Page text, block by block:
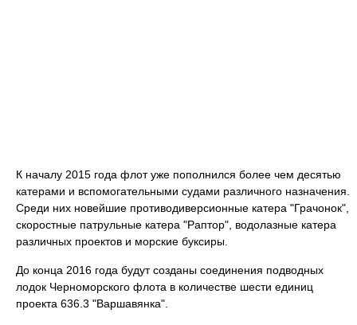
К началу 2015 года флот уже пополнился более чем десятью
катерами и вспомогательными судами различного назначения.
Среди них новейшие противодиверсионные катера "Грачонок",
скоростные патрульные катера "Раптор", водолазные катера
различных проектов и морские буксиры.
До конца 2016 года будут созданы соединения подводных
лодок Черноморского флота в количестве шести единиц
проекта 636.3 "Варшавянка".